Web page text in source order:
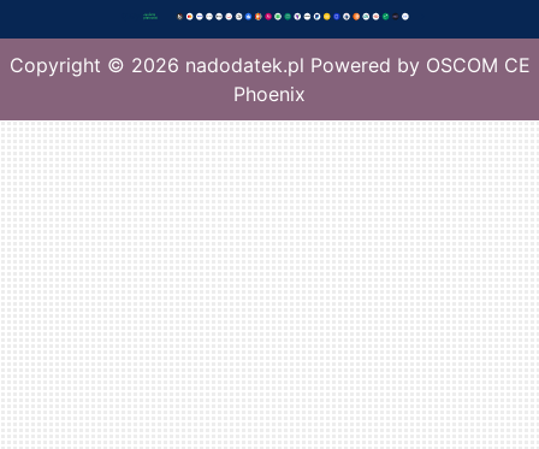
Copyright © 2026 nadodatek.pl Powered by OSCOM CE
Phoenix